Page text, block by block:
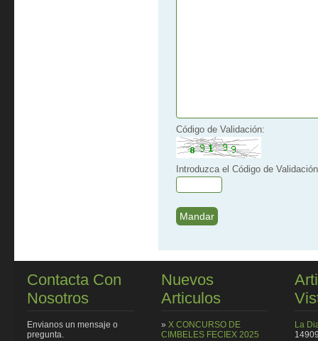
Código de Validación:
Introduzca el Código de
Contacta Con
Nosotros
Envianos un mensaje o
pregunta.
Nuevos
Articulos
» X CONCURSO DE
CIMBELES FECIEX 2025
La